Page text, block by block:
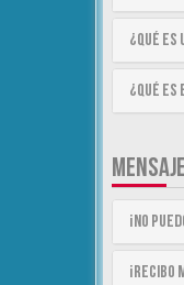
¿Qué
¿Qué
¡No
¡Recibo